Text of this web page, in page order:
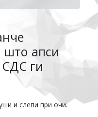
што апси
ги
и слепи при очи.